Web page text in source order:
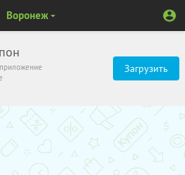
Загрузить
Воронеж